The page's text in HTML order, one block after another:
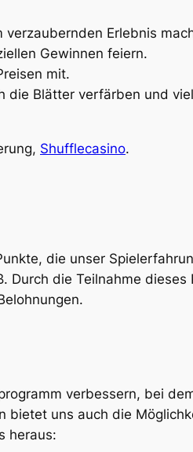
Erlebnis
Gewinnen feiern.
mit.
die Blätter verfärben und
Shufflecasino.
die unser
die Teilnahme dieses
verbessern, bei
bietet uns auch die
heraus: